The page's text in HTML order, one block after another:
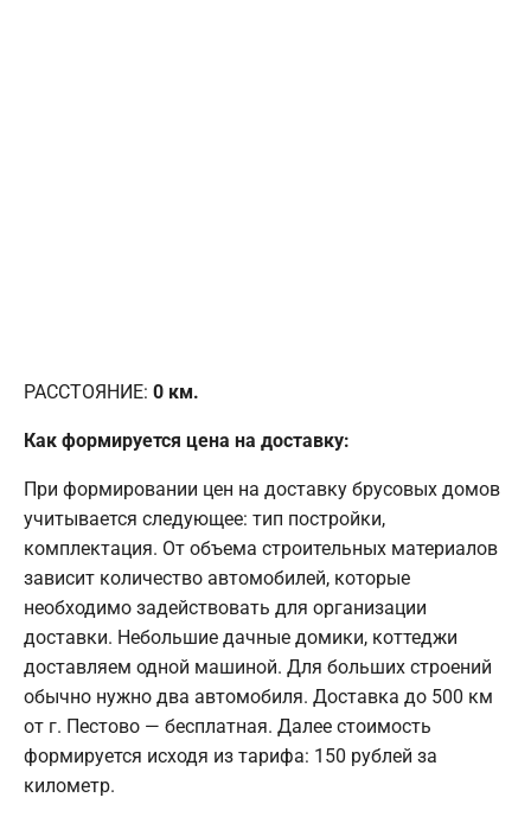
РАССТОЯНИЕ: 0 км.
Как формируется цена на доставку:
При формировании цен на доставку брусовых домов
учитывается следующее: тип постройки,
комплектация. От объема строительных материалов
зависит количество автомобилей, которые
необходимо задействовать для организации
доставки. Небольшие дачные домики, коттеджи
доставляем одной машиной. Для больших строений
обычно нужно два автомобиля. Доставка до 500 км
от г. Пестово — бесплатная. Далее стоимость
формируется исходя из тарифа: 150 рублей за
километр.